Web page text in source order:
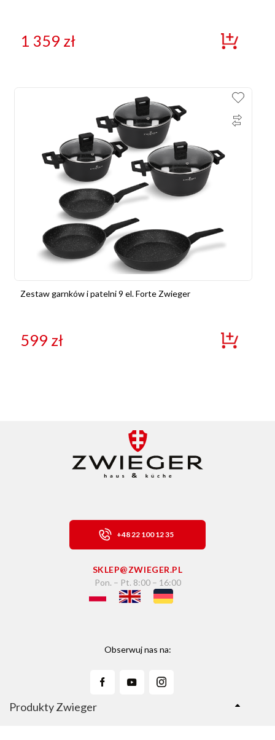
1 359 zł
Zestaw garnków i patelni 9 el. Forte Zwieger
599 zł
+48 22 100 12 35
SKLEP@ZWIEGER.PL
Pon. – Pt. 8:00 – 16:00
Obserwuj nas na:
Produkty Zwieger